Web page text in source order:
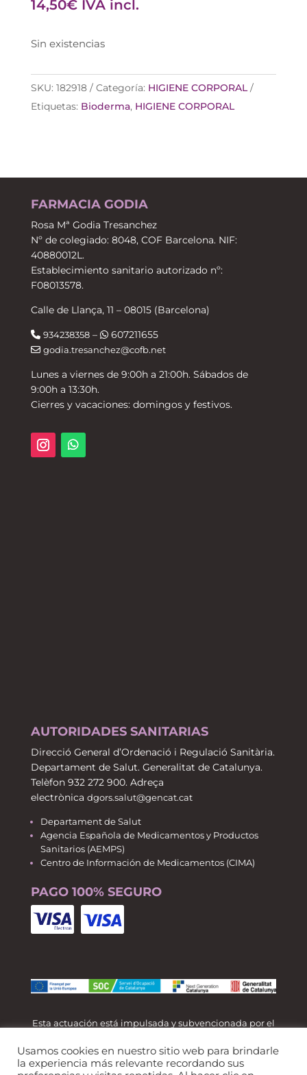
14,50€ IVA incl.
Sin existencias
SKU: 182918 Categoría: HIGIENE CORPORAL
Etiquetas: Bioderma, HIGIENE CORPORAL
FARMACIA GODIA
Rosa Mª Godia Tresanchez
Nº de colegiado: 8048, COF Barcelona. NIF:
40880012L.
Establecimiento sanitario autorizado nº:
F08013578.
Calle de Llança, 11 – 08015 (Barcelona)
934238358– 607211655
godia.tresanchez@cofb.net
Lunes a viernes de 9:00h a 21:00h. Sábados de
9:00h a 13:30h.
Cierres y vacaciones: domingos y festivos.
AUTORIDADES SANITARIAS
Direcció General d’Ordenació i Regulació Sanitària.
Departament de Salut. Generalitat de Catalunya.
Telèfon 932 272 900. Adreça
electrònica dgors.salut@gencat.cat
Departament de Salut
Agencia Española de Medicamentos y Productos
Sanitarios (AEMPS)
Centro de Información de Medicamentos (CIMA)
PAGO 100% SEGURO
Esta actuación está impulsada y subvencionada por el
al 100% por el Fondo Social Europeo como parte de la
Usamos cookies en nuestro sitio web para brindarle
la experiencia más relevante recordando sus